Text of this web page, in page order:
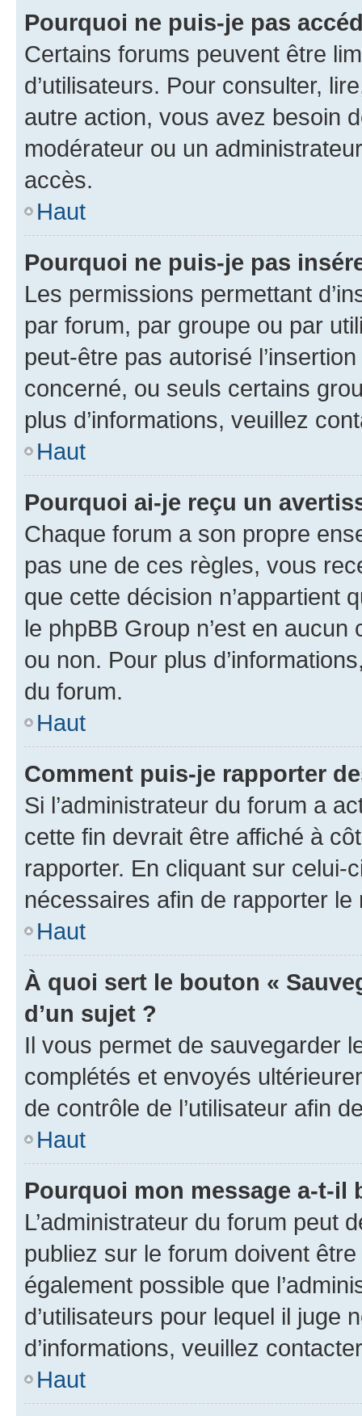
Pourquoi ne puis-je pas
Certains forums peuvent être
d’utilisateurs. Pour consulter,
autre action, vous avez besoin
modérateur ou un
accès.
Haut
Pourquoi ne puis-je pas
Les permissions permettant
par forum, par groupe ou par
peut-être pas autorisé
concerné, ou seuls certains
plus d’informations, veuillez
Haut
Pourquoi ai-je reçu un
Chaque forum a son propre
pas une de ces règles, vous
que cette décision n’appartient
le phpBB Group n’est en
ou non. Pour plus
du forum.
Haut
Comment puis-je rapporter
Si l’administrateur du forum a
cette fin devrait être affiché à
rapporter. En cliquant sur
nécessaires afin de rapporter le
Haut
À quoi sert le bouton «
d’un sujet ?
Il vous permet de sauvegarder
complétés et envoyés
de contrôle de l’utilisateur afin
Haut
Pourquoi mon message a-t-il
L’administrateur du forum peut
publiez sur le forum doivent
également possible que
d’utilisateurs pour lequel il juge
d’informations, veuillez
Haut